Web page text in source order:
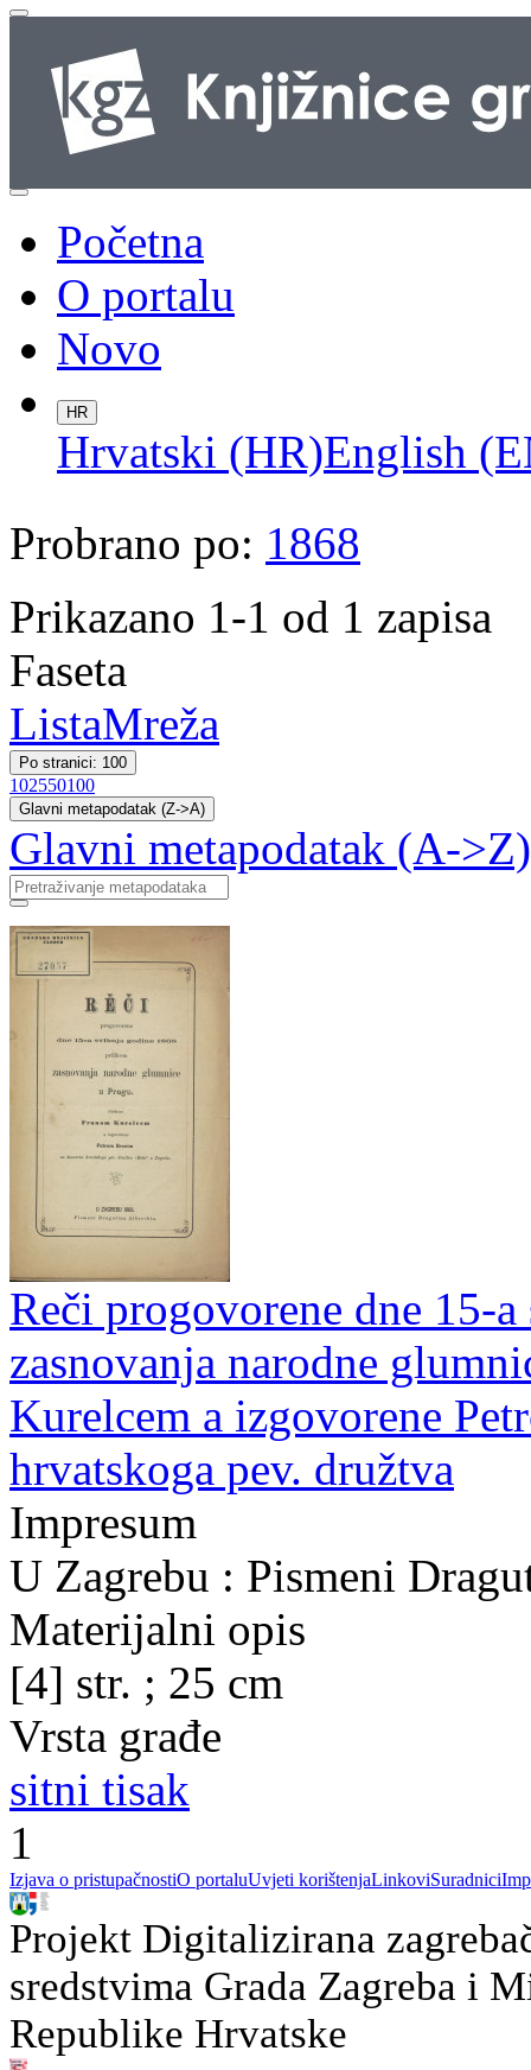
Početna
O portalu
Novo
HR
Hrvatski (HR)English
Probrano po: 1868
Prikazano 1-1 od 1 zapisa
Faseta
ListaMreža
Po stranici: 100
102550100
Glavni metapodatak (Z->A)
Glavni metapodatak (A->Z)
Reči progovorene dne 15-
zasnovanja narodne
Kurelcem a izgovorene
hrvatskoga pev. družtva
Impresum
U Zagrebu : Pismeni
Materijalni opis
[4] str. ; 25 cm
Vrsta građe
sitni tisak
1
Izjava o pristupačnostiO portaluUvjeti korištenjaLinkoviSuradnici
Projekt Digitalizirana
sredstvima Grada Zagreba i
Republike Hrvatske